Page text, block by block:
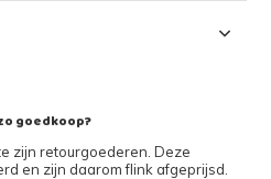
goedkoop?
zijn retourgoederen. Deze
en zijn daarom flink afgeprijsd.